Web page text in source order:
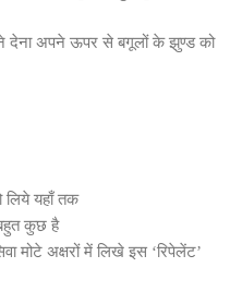
देना अपने ऊपर से बगूलों के झुण्ड को
यहाँ तक
कुछ है
मोटे अक्षरों में लिखे इस ‘रिपेलेंट’